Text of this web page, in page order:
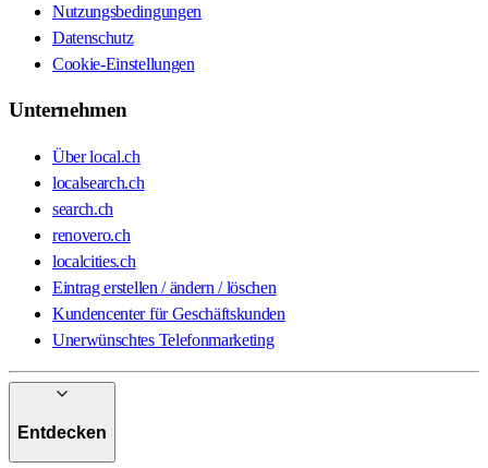
Nutzungsbedingungen
Datenschutz
Cookie-Einstellungen
Unternehmen
Über local.ch
localsearch.ch
search.ch
renovero.ch
localcities.ch
Eintrag erstellen / ändern / löschen
Kundencenter für Geschäftskunden
Unerwünschtes Telefonmarketing
Entdecken